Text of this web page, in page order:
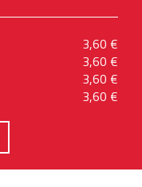
3,60 €
3,60 €
3,60 €
3,60 €